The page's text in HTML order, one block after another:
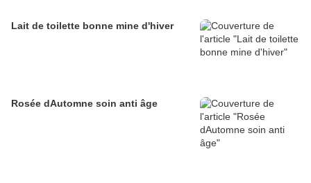
Lait de toilette bonne mine d'hiver
Rosée dAutomne soin anti âge